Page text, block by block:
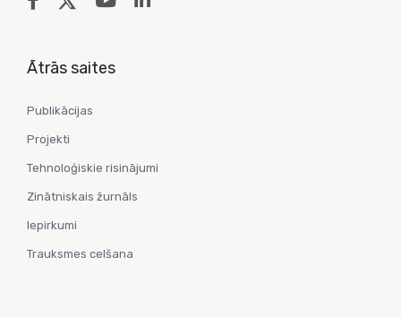
Ātrās saites
Publikācijas
Projekti
Tehnoloģiskie risinājumi
Zinātniskais žurnāls
Iepirkumi
Trauksmes celšana